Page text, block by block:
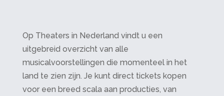
Op Theaters in Nederland vindt u een
uitgebreid overzicht van alle
musicalvoorstellingen die momenteel in het
land te zien zijn. Je kunt direct tickets kopen
voor een breed scala aan producties, van